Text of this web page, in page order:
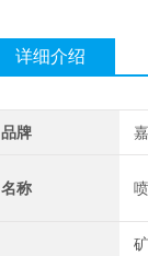
详细介绍
品牌
名称